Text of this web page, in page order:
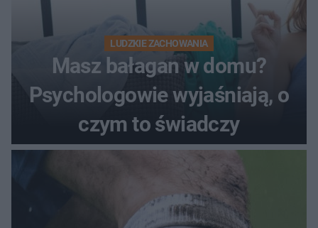
LUDZKIE ZACHOWANIA
Masz bałagan w domu?
Psychologowie wyjaśniają, o
czym to świadczy